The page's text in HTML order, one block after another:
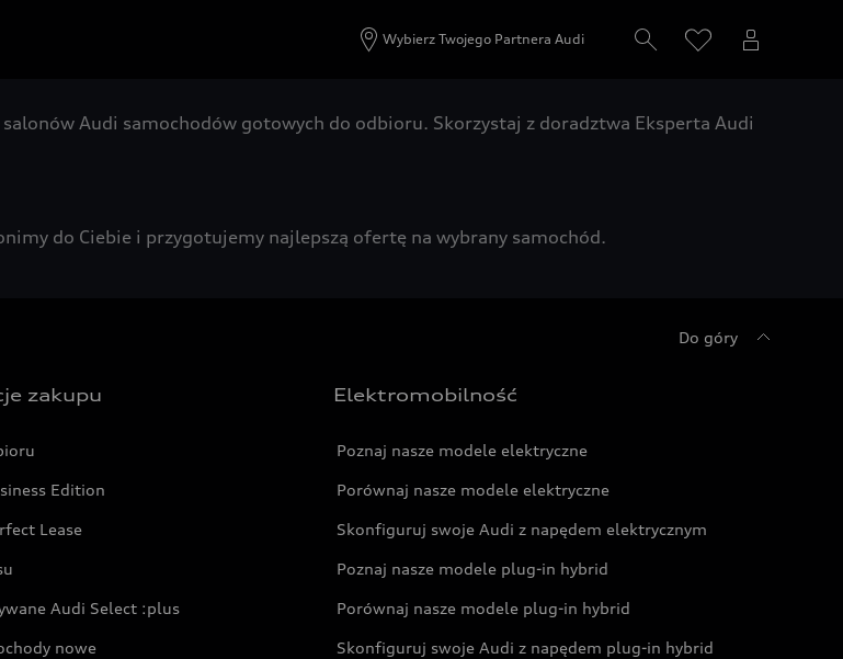
Wybierz Twojego Partnera Audi
Audi samochodów gotowych do odbioru. Skorzystaj z doradztwa Eksperta Audi
do Ciebie i przygotujemy najlepszą ofertę na wybrany samochód.
Do góry
zakupu
Edition
Lease
Audi Select :plus
nowe
Elektromobilność
Poznaj nasze modele elektryczne
Porównaj nasze modele elektryczne
Skonfiguruj swoje Audi z napędem elektrycznym
Poznaj nasze modele plug-in hybrid
Porównaj nasze modele plug-in hybrid
Skonfiguruj swoje Audi z napędem plug-in hybrid